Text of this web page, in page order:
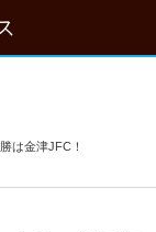
は金津JFC！